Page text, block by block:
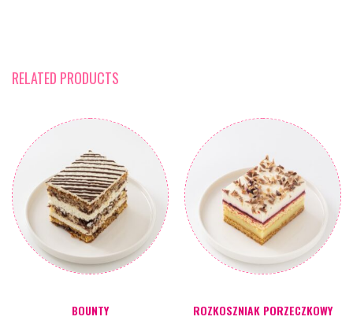
RELATED PRODUCTS
BOUNTY ROZKOSZNIAK PORZECZKOWY